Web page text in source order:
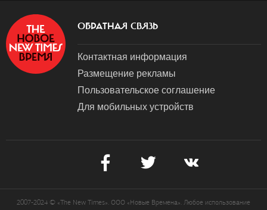
ОБРАТНАЯ СВЯЗЬ
Контактная информация
Размещение рекламы
Пользовательское соглашение
Для мобильных устройств
2007-2024 © «The New Times». ООО «Новые Времена». Любое использование